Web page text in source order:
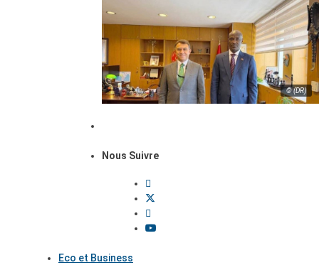
© (DR)
Nous Suivre
Eco et Business